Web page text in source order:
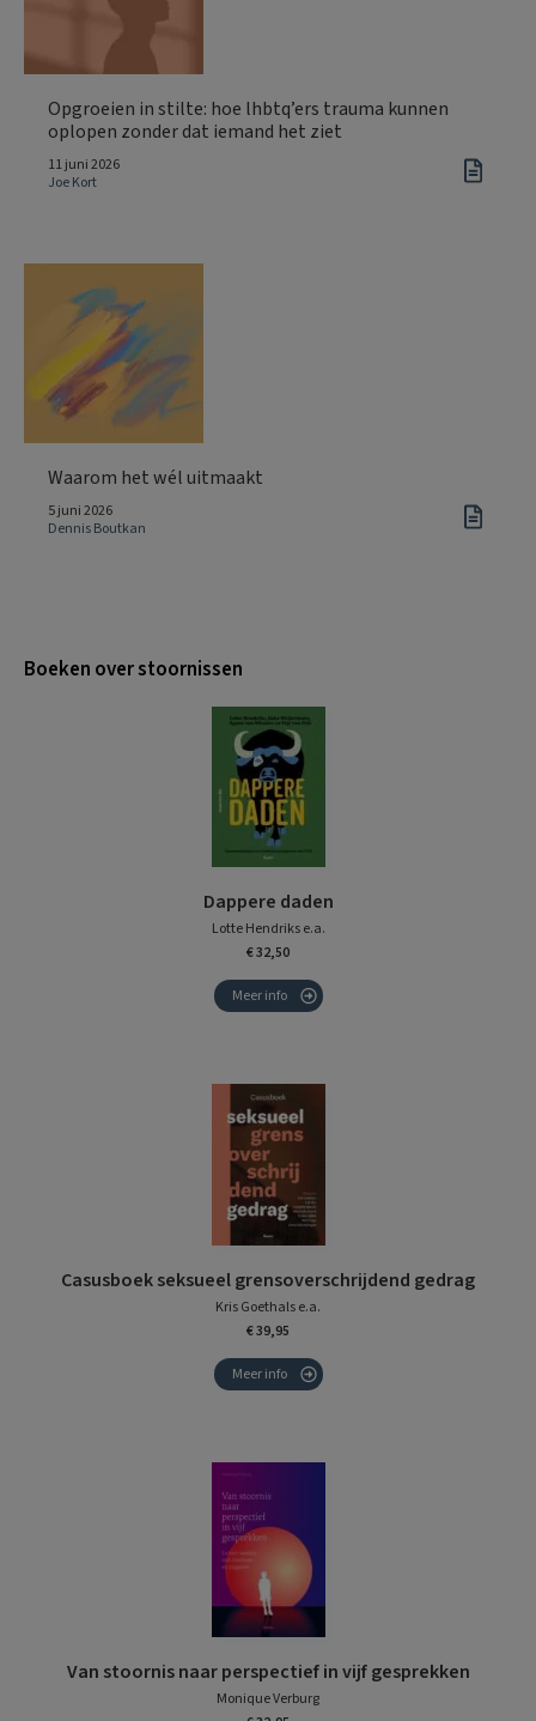
Opgroeien in stilte: hoe lhbtq’ers trauma kunnen
oplopen zonder dat iemand het ziet
11 juni 2026
Joe Kort
Waarom het wél uitmaakt
5 juni 2026
Dennis Boutkan
Boeken over stoornissen
Dappere daden
Lotte Hendriks e.a.
€ 32,50
Meer info
Casusboek seksueel grensoverschrijdend gedrag
Kris Goethals e.a.
€ 39,95
Meer info
Van stoornis naar perspectief in vijf gesprekken
Monique Verburg